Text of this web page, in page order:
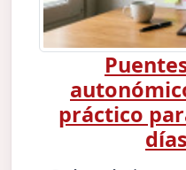
práctico